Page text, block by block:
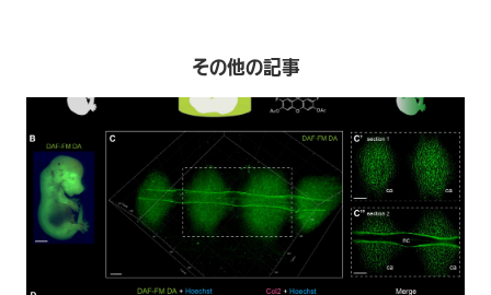
その他の記事